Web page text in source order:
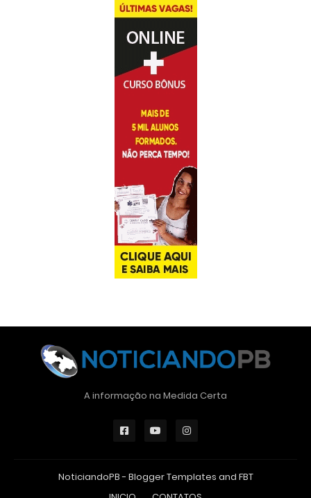
A informação na Medida Certa
NoticiandoPB - Blogger Templates and FBT